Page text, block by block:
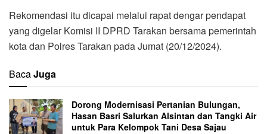
Rekomendasi itu dicapai melalui rapat dengar pendapat
yang digelar Komisi II DPRD Tarakan bersama pemerintah
kota dan Polres Tarakan pada Jumat (20/12/2024).
BacaJuga
Dorong Modernisasi Pertanian Bulungan,
Hasan Basri Salurkan Alsintan dan Tangki Air
untuk Para Kelompok Tani Desa Sajau